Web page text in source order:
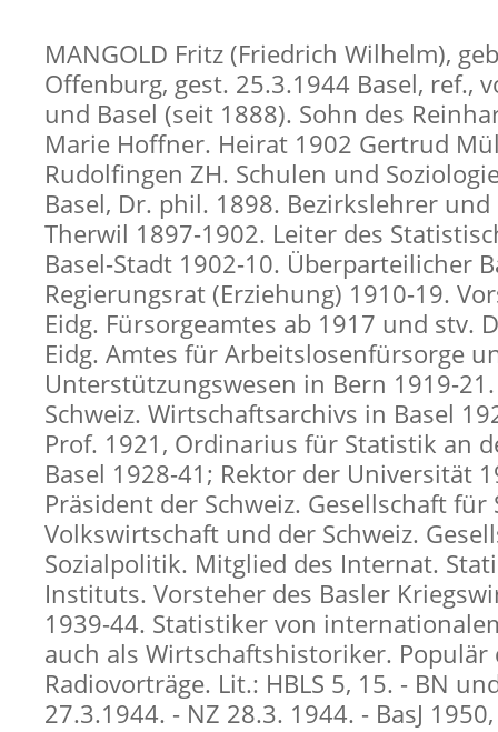
MANGOLD Fritz (Friedrich Wilhelm),
Offenburg, gest. 25.3.1944 Basel, ref.,
und Basel (seit 1888). Sohn des
Marie Hoffner. Heirat 1902 Gertrud
Rudolfingen ZH. Schulen und
Basel, Dr. phil. 1898. Bezirkslehrer
Therwil 1897-1902. Leiter des
Basel-Stadt 1902-10. Überparteilicher
Regierungsrat (Erziehung) 1910-19.
Eidg. Fürsorgeamtes ab 1917 und stv.
Eidg. Amtes für Arbeitslosenfürsorge
Unterstützungswesen in Bern 1919-
Schweiz. Wirtschaftsarchivs in Basel
Prof. 1921, Ordinarius für Statistik an
Basel 1928-41; Rektor der Universität
Präsident der Schweiz. Gesellschaft
Volkswirtschaft und der Schweiz.
Sozialpolitik. Mitglied des Internat.
Instituts. Vorsteher des Basler
1939-44. Statistiker von
auch als Wirtschaftshistoriker. Populär
Radiovorträge. Lit.: HBLS 5, 15. - BN
27.3.1944. - NZ 28.3. 1944. - BasJ